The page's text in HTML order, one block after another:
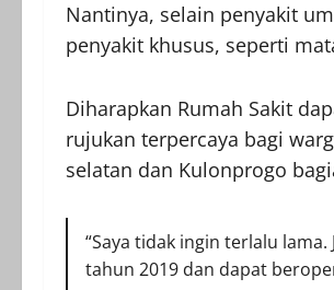
Nantinya, selain penyakit
penyakit khusus, seperti
Diharapkan Rumah Sakit
rujukan terpercaya bagi
selatan dan Kulonprogo
“Saya tidak ingin terlalu
tahun 2019 dan dapat